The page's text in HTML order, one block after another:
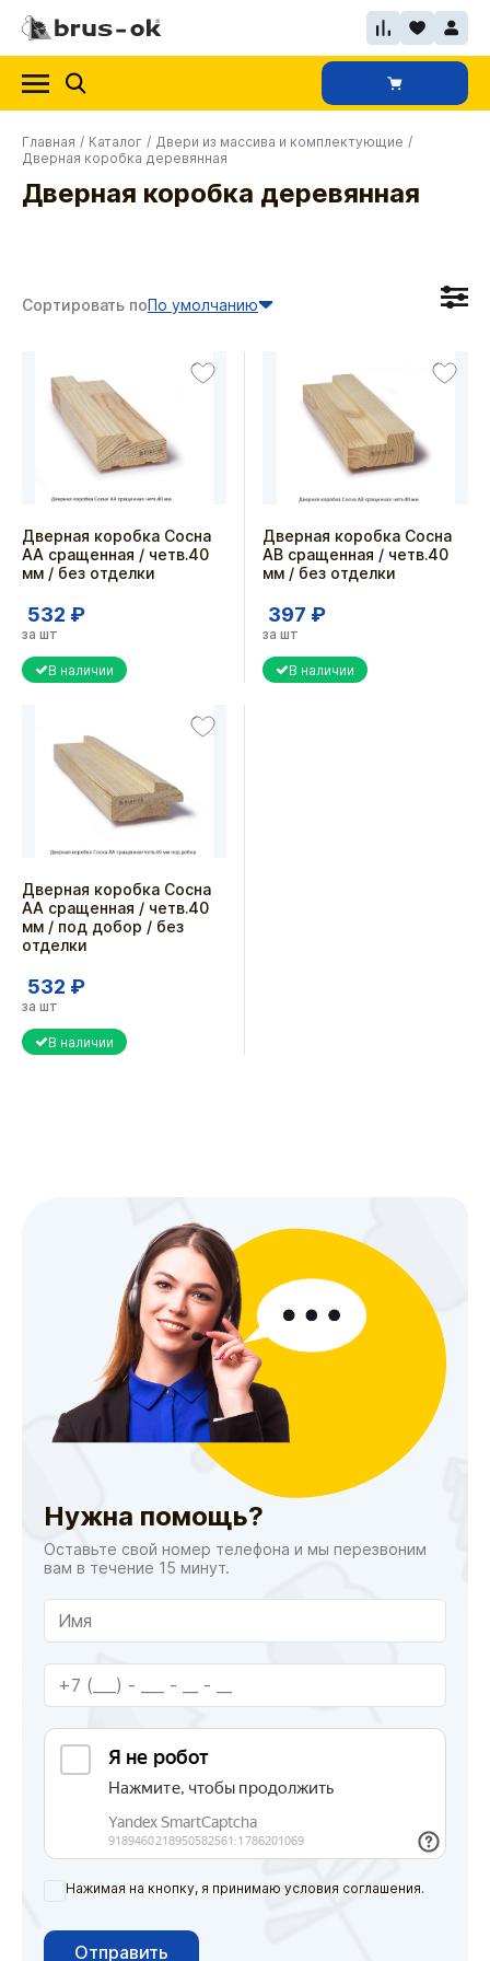
Главная / Каталог / Двери из массива и комплектующие /
Дверная коробка деревянная
Дверная коробка деревянная
Сортировать поПо умолчанию
Дверная коробка Сосна
АА сращенная / четв.40
мм / без отделки
532 ₽
за шт
В наличии
Дверная коробка Сосна
АВ сращенная / четв.40
мм / без отделки
397 ₽
за шт
В наличии
Дверная коробка Сосна
АА сращенная / четв.40
мм / под добор / без
отделки
532 ₽
за шт
В наличии
Нужна помощь?
Оставьте свой номер телефона и мы перезвоним
вам в течение 15 минут.
Нажимая на кнопку, я принимаю условия соглашения.
Отправить